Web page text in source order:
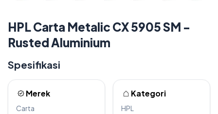
HPL Carta Metalic CX 5905 SM -
Rusted Aluminium
Spesifikasi
Merek
Carta
Kategori
HPL